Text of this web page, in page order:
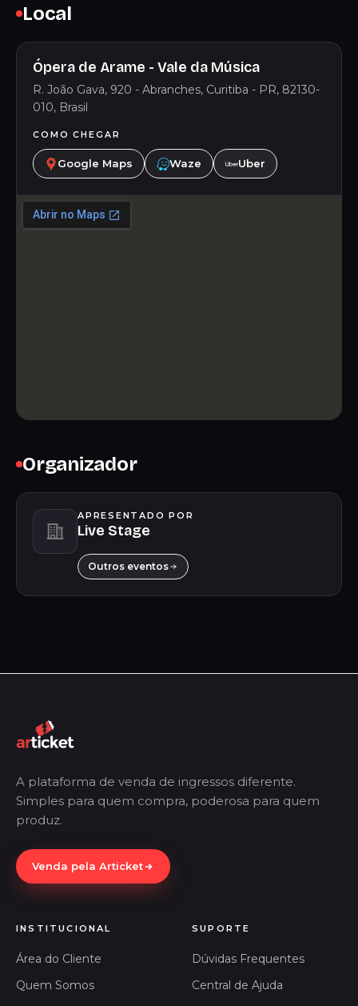
Local
Ópera de Arame - Vale da Música
R. João Gava, 920 - Abranches, Curitiba - PR, 82130-
010, Brasil
COMO CHEGAR
Google Maps Waze Uber
Organizador
APRESENTADO POR
Live Stage
Outros eventos
A plataforma de venda de ingressos diferente.
Simples para quem compra, poderosa para quem
produz.
Venda pela Articket
INSTITUCIONAL
Área do Cliente
Quem Somos
SUPORTE
Dúvidas Frequentes
Central de Ajuda